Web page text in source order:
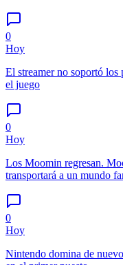
0
Hoy
El streamer no soportó
el juego
0
Hoy
Los Moomin regresan.
transportará a un mundo
0
Hoy
Nintendo domina de